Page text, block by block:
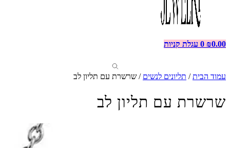
₪0.00
0 עגלת קניות
עמוד הבית/ תליונים לנשים / שרשרת עם תליון לב
שרשרת עם תליון לב